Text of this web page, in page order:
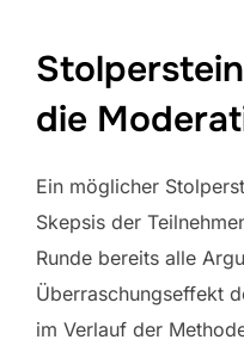
die
Ein möglicher
Skepsis der
Runde bereits alle
Überraschungseffekt
im Verlauf der